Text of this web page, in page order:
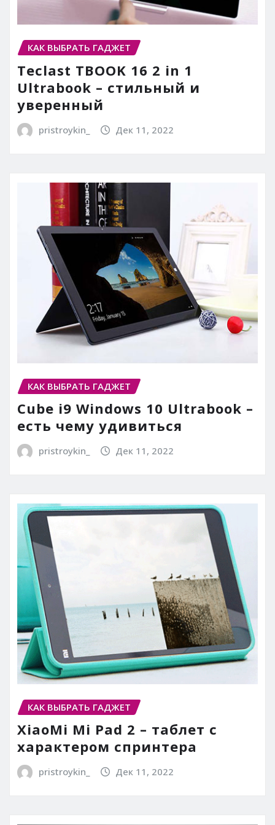
КАК ВЫБРАТЬ ГАДЖЕТ
Teclast TBOOK 16 2 in 1
Ultrabook – стильный и
уверенный
pristroykin_ Дек 11, 2022
КАК ВЫБРАТЬ ГАДЖЕТ
Cube i9 Windows 10 Ultrabook –
есть чему удивиться
pristroykin_ Дек 11, 2022
КАК ВЫБРАТЬ ГАДЖЕТ
XiaoMi Mi Pad 2 – таблет с
характером спринтера
pristroykin_ Дек 11, 2022